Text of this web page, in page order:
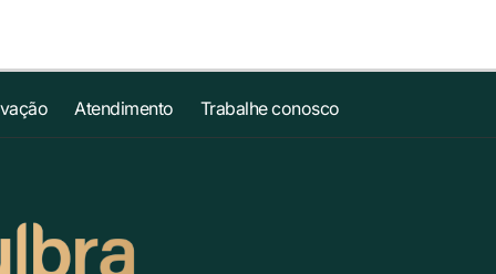
Atendimento Trabalhe conosco